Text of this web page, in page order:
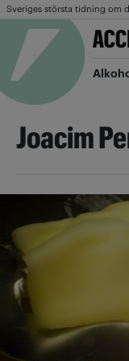
Sveriges största tidning om
Joacim